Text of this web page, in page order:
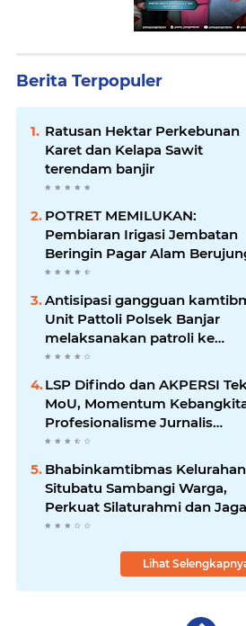
Berita Terpopuler
Ratusan Hektar Perkebunan
Karet dan Kelapa Sawit
terendam banjir
POTRET MEMILUKAN:
Pembiaran Irigasi Jembatan
Beringin Pagar Alam
'Bencana' Bagi Petani
Antisipasi gangguan
Unit Pattoli Polsek Banjar
melaksanakan patroli ke
tempat-tempat keramaian di
LSP Difindo dan AKPERSI
MoU, Momentum
Profesionalisme Jurnalis
Nasional
Bhabinkamtibmas Kelurahan
Situbatu Sambangi Warga,
Perkuat Silaturahmi dan Jaga
Kondusivitas Wilayah
Lihat